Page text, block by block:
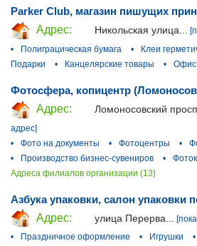
Parker Club, магазин пишущих
Адрес:
Никольская улица...
•
Полиграцическая бумага • Клеи
Подарки
• Канцелярские товары •
Фотосфера, копицентр
Адрес:
Ломоносовский
адрес]
•
Фото на документы • Фотоцентры •
•
Производство бизнес-сувениров •
Адреса филиалов организации (13)
Азбука упаковки, салон упаковки
Адрес:
улица Перерва...
•
Праздничное оформление • Игрушки •